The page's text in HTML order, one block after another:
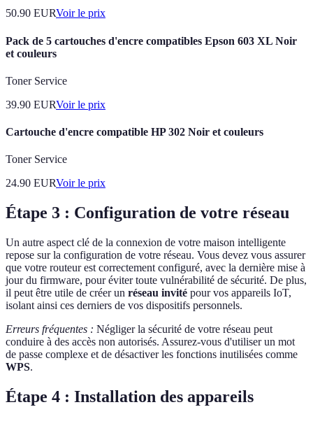
50.90 EURVoir le prix
Pack de 5 cartouches d'encre compatibles Epson 603 XL Noir
et couleurs
Toner Service
39.90 EURVoir le prix
Cartouche d'encre compatible HP 302 Noir et couleurs
Toner Service
24.90 EURVoir le prix
Étape 3 : Configuration de votre réseau
Un autre aspect clé de la connexion de votre maison intelligente
repose sur la configuration de votre réseau. Vous devez vous assurer
que votre routeur est correctement configuré, avec la dernière mise à
jour du firmware, pour éviter toute vulnérabilité de sécurité. De plus,
il peut être utile de créer un réseau invité pour vos appareils IoT,
isolant ainsi ces derniers de vos dispositifs personnels.
Erreurs fréquentes : Négliger la sécurité de votre réseau peut
conduire à des accès non autorisés. Assurez-vous d'utiliser un mot
de passe complexe et de désactiver les fonctions inutilisées comme
WPS.
Étape 4 : Installation des appareils